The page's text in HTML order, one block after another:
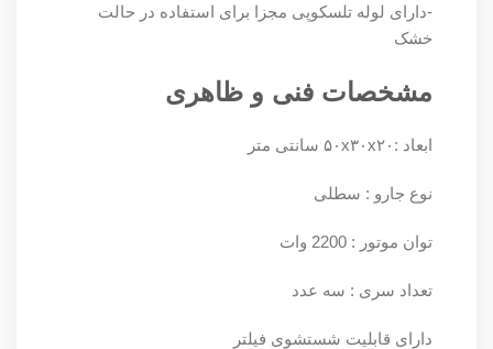
-دارای لوله تلسکوپی مجزا برای استفاده در حالت
خشک
مشخصات فنی و ظاهری
ابعاد :۵۰x۳۰x۲۰ سانتی متر
نوع جارو : سطلی
توان موتور : 2200 وات
تعداد سری : سه عدد
دارای قابلیت شستشوی فیلتر